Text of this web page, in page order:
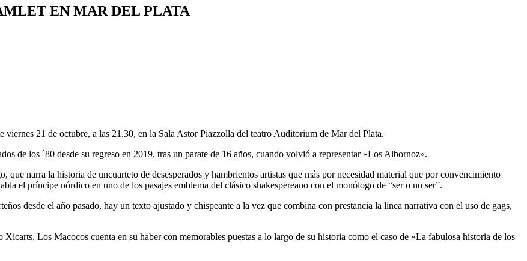
EN MAR DEL PLATA
21 de octubre, a las 21.30, en la Sala Astor Piazzolla del teatro Auditorium de Mar del Plata.
de los `80 desde su regreso en 2019, tras un parate de 16 años, cuando volvió a representar «Los Albornoz».
narra la historia de uncuarteto de desesperados y hambrientos artistas que más por necesidad material que por convencimiento
el príncipe nórdico en uno de los pasajes emblema del clásico shakespereano con el monólogo de “ser o no ser”.
desde el año pasado, hay un texto ajustado y chispeante a la vez que combina con prestancia la línea narrativa con el uso de gags,
Los Macocos cuenta en su haber con memorables puestas a lo largo de su historia como el caso de «La fabulosa historia de los